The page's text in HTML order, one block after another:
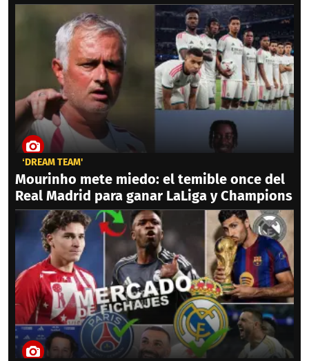
‘DREAM TEAM'
Mourinho mete miedo: el temible once del
Real Madrid para ganar LaLiga y Champions